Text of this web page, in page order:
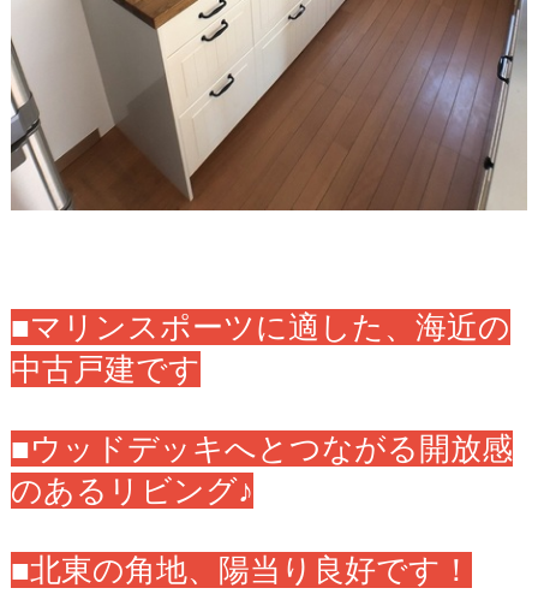
■マリンスポーツに適した、海近の
中古戸建です
■ウッドデッキへとつながる開放感
のあるリビング♪
■北東の角地、陽当り良好です！